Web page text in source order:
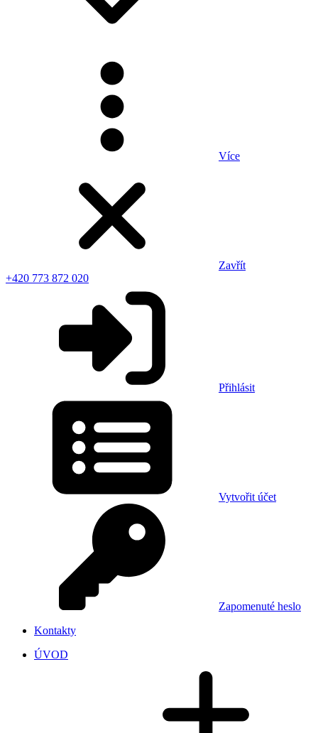
Více
Zavřít
+420 773 872 020
Přihlásit
Vytvořit účet
Zapomenuté heslo
Kontakty
ÚVOD